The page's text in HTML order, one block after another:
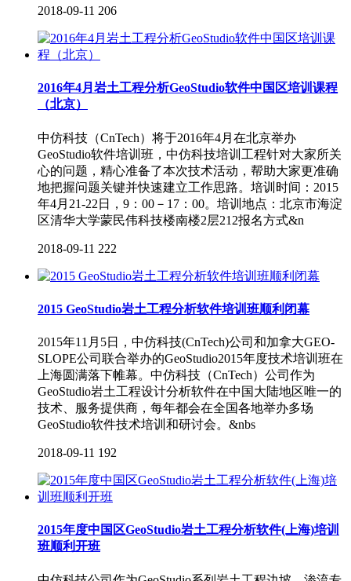
2018-09-11 206
2016年4月岩土工程分析GeoStudio软件中国区培训课程
（北京）
中仿科技（CnTech）将于2016年4月在北京举办
GeoStudio软件培训班，中仿科技培训工程针对大家所关
心的问题，精心准备了本次技术活动，帮助大家更准确
地把握问题关键并快速建立工作思路。培训时间：2015
年4月21-22日，9：00－17：00。培训地点：北京市海淀
区清华大学蒙民伟科技楼南楼2层212报名方式&n
2018-09-11 222
2015 GeoStudio岩土工程分析软件培训班顺利闭幕
2015年11月5日，中仿科技(CnTech)公司和加拿大GEO-
SLOPE公司联合举办的GeoStudio2015年度技术培训班在
上海圆满落下帷幕。中仿科技（CnTech）公司作为
GeoStudio岩土工程设计分析软件在中国大陆地区唯一的
技术、服务提供商，每年都会在全国各地举办多场
GeoStudio软件技术培训和研讨会。&nbs
2018-09-11 192
2015年度中国区GeoStudio岩土工程分析软件(上海)培训
班顺利开班